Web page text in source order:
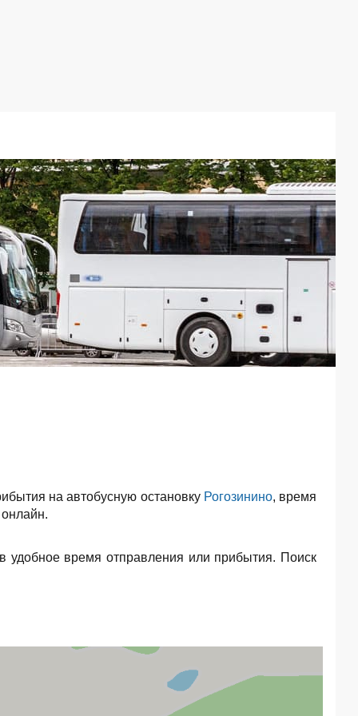
на автобусную остановку Рогозинино, время
удобное время отправления или прибытия. Поиск